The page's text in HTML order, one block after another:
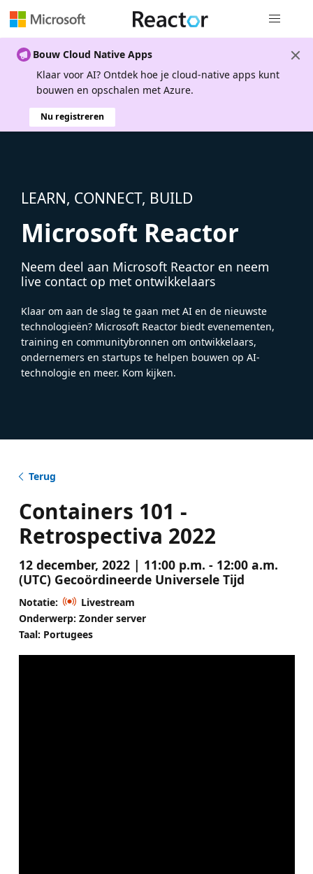
Bouw Cloud Native Apps
Klaar voor AI? Ontdek hoe je cloud-native apps kunt
bouwen en opschalen met Azure.
Nu registreren
LEARN, CONNECT, BUILD
Microsoft Reactor
Neem deel aan Microsoft Reactor en neem
live contact op met ontwikkelaars
Klaar om aan de slag te gaan met AI en de nieuwste
technologieën? Microsoft Reactor biedt evenementen,
training en communitybronnen om ontwikkelaars,
ondernemers en startups te helpen bouwen op AI-
technologie en meer. Kom kijken.
Terug
Containers 101 -
Retrospectiva 2022
12 december, 2022 | 11:00 p.m. - 12:00 a.m.
(UTC) Gecoördineerde Universele Tijd
Notatie:
Livestream
Onderwerp: Zonder server
Taal: Portugees